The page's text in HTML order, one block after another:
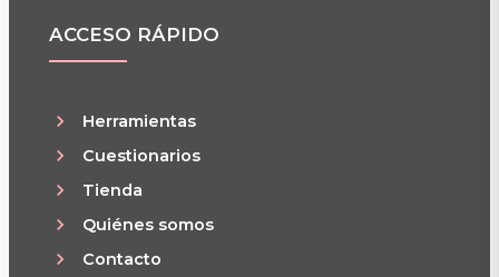
ACCESO RÁPIDO
Herramientas
Cuestionarios
Tienda
Quiénes somos
Contacto